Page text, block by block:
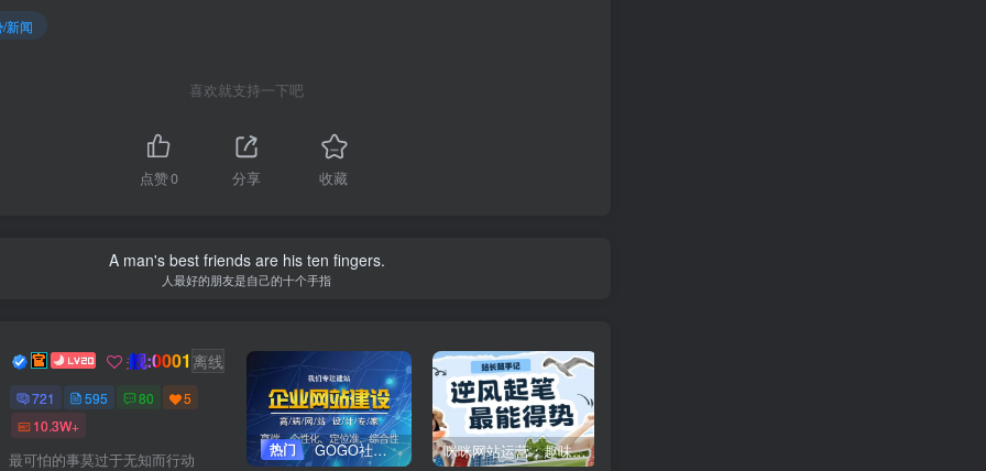
新闻
喜欢就支持一下吧
点赞0 分享 收藏
A man's best friends are his ten fingers.
人最好的朋友是自己的十个手指
Dream 关注
靓:0001 离线
721 595 80
5
10.3W+
最可怕的事莫过于无知而行动
热门 GOGO社区网站搭建(自助服务) 咪咪网站运营：趣味性悄悄飘起的成功风头